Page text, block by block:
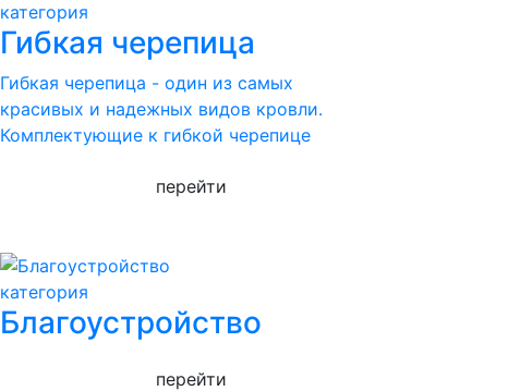
категория
Гибкая черепица
Гибкая черепица - один из самых
красивых и надежных видов кровли.
Комплектующие к гибкой черепице
перейти
категория
Благоустройство
перейти